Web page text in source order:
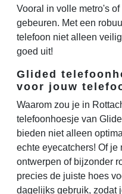
Vooral in volle metro's
gebeuren. Met een
telefoon niet alleen
goed uit!
Glided
voor jouw
Waarom zou je in
telefoonhoesje van
bieden niet alleen
echte eyecatchers! Of
ontwerpen of bijzonder
precies de juiste hoes
dagelijks gebruik, zodat